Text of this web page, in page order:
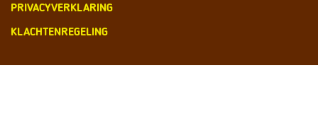
PRIVACYVERKLARING
KLACHTENREGELING